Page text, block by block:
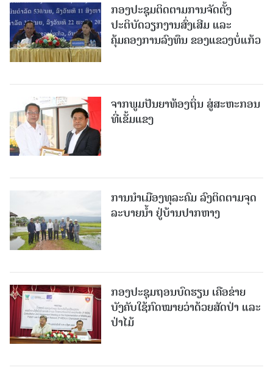
ກອງປະຊຸມຕິດຕາມການຈັດຕັ້ງ
ປະຕິບັດວຽກງານສົ່ງເສີມ ແລະ
ຄຸ້ມຄອງການລົງທຶນ ຂອງແຂວງບໍ່ແກ້ວ
ຈາກພູມປັນຍາທ້ອງຖິ່ນ ສູ່ສະຫະກອນ
ທີ່ເຂັ້ມແຂງ
ການນໍາເມືອງທຸລະຄົມ ລົງຕິດຕາມຈຸດ
ລະບາຍນໍ້າ ຢູ່ບ້ານປາກຫາງ
ກອງປະຊຸມຖອນບົດຮຽນ ເຄືອຂ່າຍ
ບັງຄັບໃຊ້ກົດໝາຍວ່າດ້ວຍສັດປ່າ ແລະ
ປ່າໄມ້